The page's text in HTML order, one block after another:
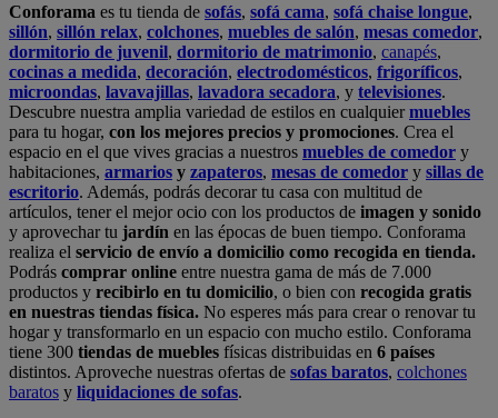
Conforama es tu tienda de sofás, sofá cama, sofá chaise longue,
sillón, sillón relax, colchones, muebles de salón, mesas comedor,
dormitorio de juvenil, dormitorio de matrimonio, canapés,
cocinas a medida, decoración, electrodomésticos, frigoríficos,
microondas, lavavajillas, lavadora secadora, y televisiones.
Descubre nuestra amplia variedad de estilos en cualquiermuebles
para tu hogar, con los mejores precios y promociones. Crea el
espacio en el que vives gracias a nuestros muebles de comedor y
habitaciones, armarios y zapateros, mesas de comedor y sillas de
escritorio. Además, podrás decorar tu casa con multitud de
artículos, tener el mejor ocio con los productos de imagen y sonido
y aprovechar tu jardín en las épocas de buen tiempo. Conforama
realiza el servicio de envío a domicilio como recogida en tienda.
Podrás comprar online entre nuestra gama de más de 7.000
productos y recibirlo en tu domicilio, o bien con recogida gratis
en nuestras tiendas física. No esperes más para crear o renovar tu
hogar y transformarlo en un espacio con mucho estilo. Conforama
tiene 300 tiendas de muebles físicas distribuidas en 6 países
distintos. Aproveche nuestras ofertas de sofas baratos, colchones
baratos y liquidaciones de sofas.